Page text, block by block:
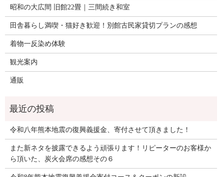
昭和の大広間 旧館22畳｜三間続き和室
田舎暮らし満喫・猫好き歓迎！別館古民家貸切プランの感想
着物一反染め体験
観光案内
通販
令和八年熊本地震の復興義援金、寄付させて頂きました！
また新ネタを披露できるよう頑張ります！リピーターのお客様か
ら頂いた、炭火会席の感想その６